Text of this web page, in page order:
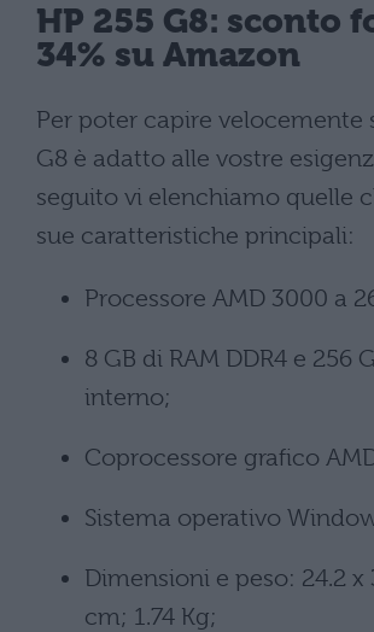
HP 255 G8: sconto
34% su Amazon
Per poter capire velocemente
G8 è adatto alle vostre
seguito vi elenchiamo quelle
sue caratteristiche principali:
Processore ‎AMD 3000 a
8 GB di RAM ‎DDR4 e 256
interno;
Coprocessore grafico
Sistema operativo
Dimensioni e peso: ‎24.2 x
cm; 1.74 Kg;